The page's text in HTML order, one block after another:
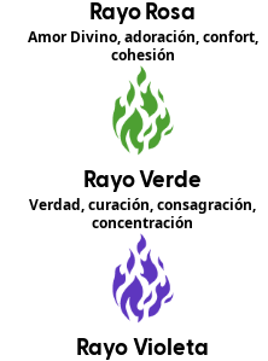
Rayo Rosa
Amor Divino, adoración, confort,
cohesión
Rayo Verde
Verdad, curación, consagración,
concentración
Rayo Violeta